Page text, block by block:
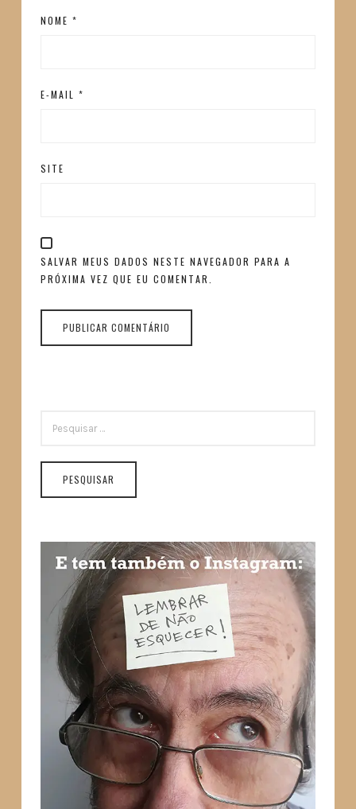
NOME *
E-MAIL *
SITE
SALVAR MEUS DADOS NESTE NAVEGADOR PARA A
PRÓXIMA VEZ QUE EU COMENTAR.
POR: